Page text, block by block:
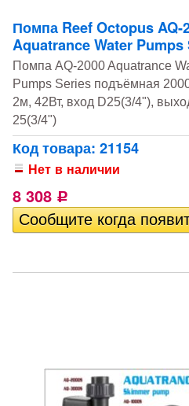
Помпа Reef Octopus AQ-
Aquatrance Water Pumps
Помпа AQ-2000 Aquatrance
Pumps Series подъёмная
2м, 42Вт, вход D25(3/4"),
25(3/4")
Код товара: 21154
Нет в наличии
8 308 Р